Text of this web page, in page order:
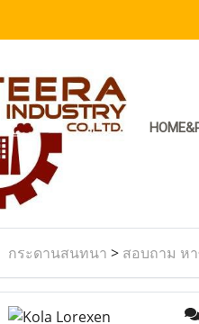
กระดานสนทนา > สอบถาม ห